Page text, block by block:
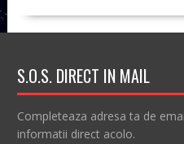
S.O.S. DIRECT IN MAIL
Completeaza adresa ta de
informatii direct acolo.